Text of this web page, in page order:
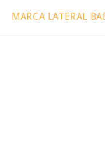
MARCA LATERAL